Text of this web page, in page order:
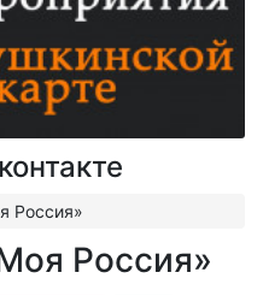
Россия»
Россия»